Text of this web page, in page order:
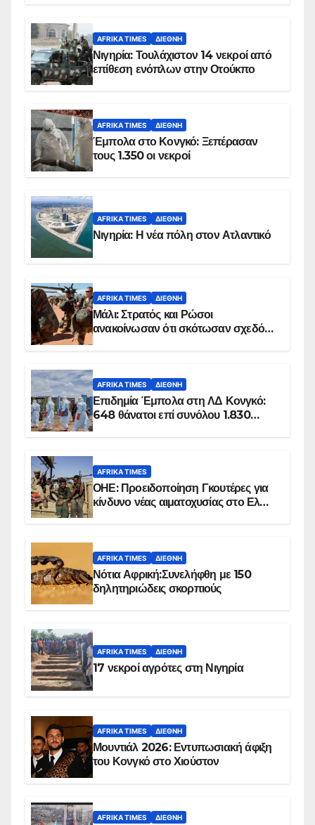
AFRIKA TIMES ΔΙΕΘΝΉ
Νιγηρία: Τουλάχιστον 14 νεκροί από
επίθεση ενόπλων στην Οτούκπο
AFRIKA TIMES ΔΙΕΘΝΉ
Έμπολα στο Κονγκό: Ξεπέρασαν
τους 1.350 οι νεκροί
AFRIKA TIMES ΔΙΕΘΝΉ
Νιγηρία: Η νέα πόλη στον Ατλαντικό
AFRIKA TIMES ΔΙΕΘΝΉ
Μάλι: Στρατός και Ρώσοι
ανακοίνωσαν ότι σκότωσαν σχεδόν
AFRIKA TIMES ΔΙΕΘΝΉ
Επιδημία Έμπολα στη ΛΔ Κονγκό:
648 θάνατοι επί συνόλου 1.830
AFRIKA TIMES
ΟΗΕ: Προειδοποίηση Γκουτέρες για
κίνδυνο νέας αιματοχυσίας στο Ελ
AFRIKA TIMES ΔΙΕΘΝΉ
Νότια Αφρική:Συνελήφθη με 150
δηλητηριώδεις σκορπιούς
AFRIKA TIMES ΔΙΕΘΝΉ
17 νεκροί αγρότες στη Νιγηρία
AFRIKA TIMES ΔΙΕΘΝΉ
Μουντιάλ 2026: Εντυπωσιακή άφιξη
του Κονγκό στο Χιούστον
AFRIKA TIMES ΔΙΕΘΝΉ